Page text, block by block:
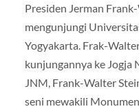
Presiden Jerman
mengunjungi
Yogyakarta. Frak-
kunjungannya ke Jogja
JNM, Frank-Walter
seni mewakili